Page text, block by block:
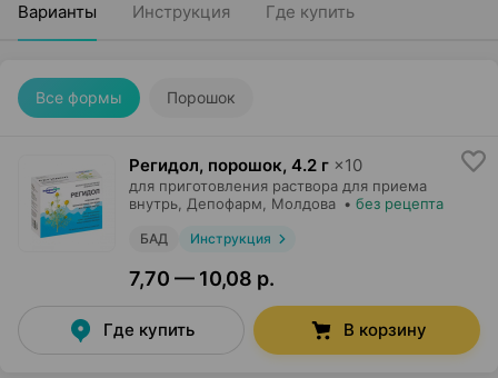
Варианты Инструкция Где купить
Все формы Порошок
Регидол, порошок, 4.2 г ×10
для приготовления раствора для приема
внутрь, Депофарм , Молдова • без рецепта
БАД Инструкция
7,70 — 10,08 р.
Где купить В корзину